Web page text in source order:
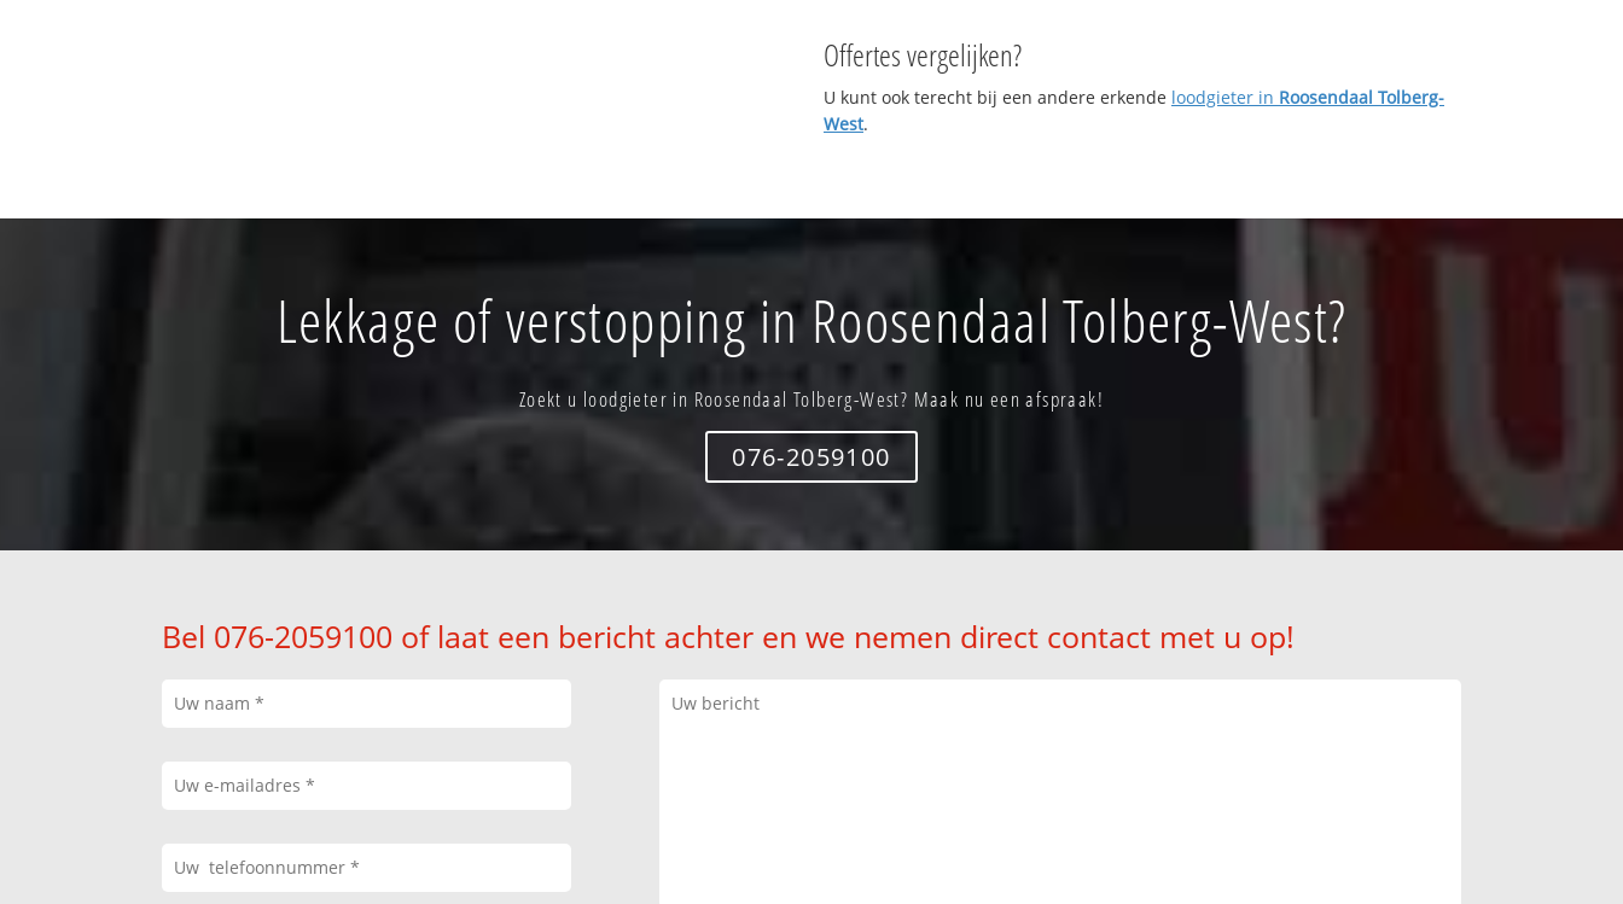
Offertes vergelijken?
U kunt ook terecht bij een andere erkende loodgieter in Roosendaal Tolberg-
West.
Lekkage of verstopping in Roosendaal Tolberg-West?
Zoekt u loodgieter in Roosendaal Tolberg-West? Maak nu een afspraak!
076-2059100
Bel 076-2059100 of laat een bericht achter en we nemen direct contact met u op!